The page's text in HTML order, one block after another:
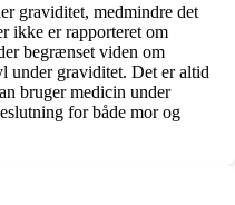
graviditet, medmindre det
ikke er rapporteret om
begrænset viden om
under graviditet. Det er altid
bruger medicin under
for både mor og